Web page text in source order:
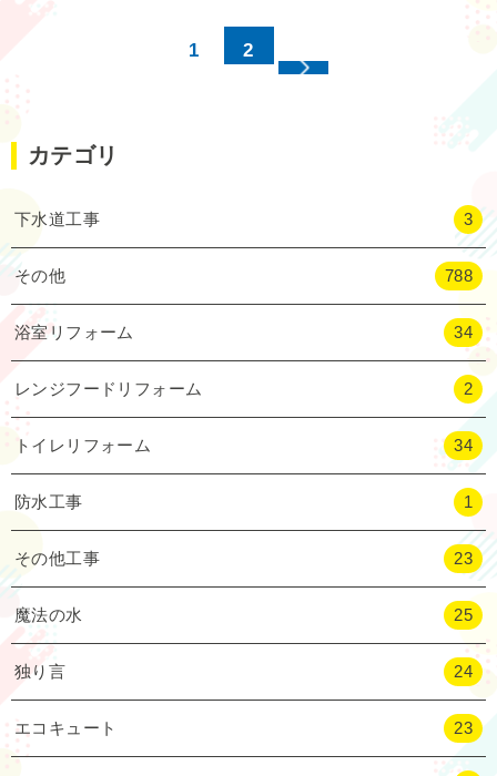
1 2
カテゴリ
下水道工事 3
その他 788
浴室リフォーム 34
レンジフードリフォーム 2
トイレリフォーム 34
防水工事 1
その他工事 23
魔法の水 25
独り言 24
エコキュート 23